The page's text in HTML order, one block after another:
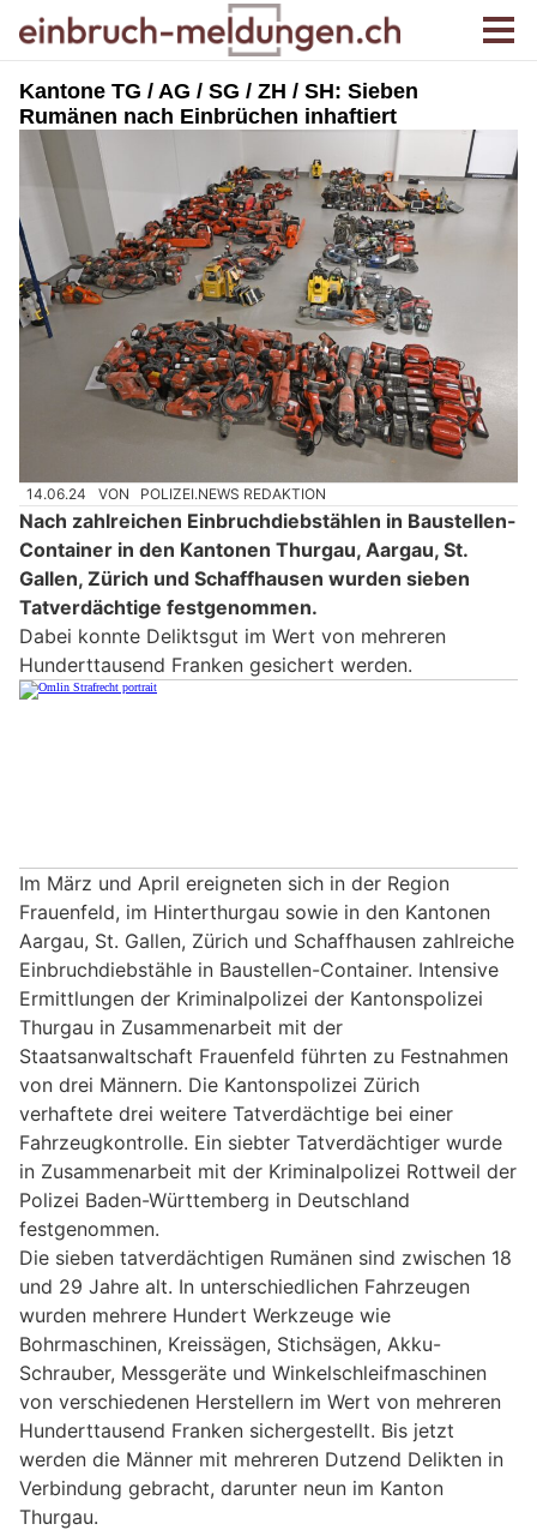
Kantone TG / AG / SG / ZH / SH: Sieben
Rumänen nach Einbrüchen inhaftiert
14.06.24 VON POLIZEI.NEWS REDAKTION
Nach zahlreichen Einbruchdiebstählen in Baustellen-
Container in den Kantonen Thurgau, Aargau, St.
Gallen, Zürich und Schaffhausen wurden sieben
Tatverdächtige festgenommen.
Dabei konnte Deliktsgut im Wert von mehreren
Hunderttausend Franken gesichert werden.
Im März und April ereigneten sich in der Region
Frauenfeld, im Hinterthurgau sowie in den Kantonen
Aargau, St. Gallen, Zürich und Schaffhausen zahlreiche
Einbruchdiebstähle in Baustellen-Container. Intensive
Ermittlungen der Kriminalpolizei der Kantonspolizei
Thurgau in Zusammenarbeit mit der
Staatsanwaltschaft Frauenfeld führten zu Festnahmen
von drei Männern. Die Kantonspolizei Zürich
verhaftete drei weitere Tatverdächtige bei einer
Fahrzeugkontrolle. Ein siebter Tatverdächtiger wurde
in Zusammenarbeit mit der Kriminalpolizei Rottweil der
Polizei Baden-Württemberg in Deutschland
festgenommen.
Die sieben tatverdächtigen Rumänen sind zwischen 18
und 29 Jahre alt. In unterschiedlichen Fahrzeugen
wurden mehrere Hundert Werkzeuge wie
Bohrmaschinen, Kreissägen, Stichsägen, Akku-
Schrauber, Messgeräte und Winkelschleifmaschinen
von verschiedenen Herstellern im Wert von mehreren
Hunderttausend Franken sichergestellt. Bis jetzt
werden die Männer mit mehreren Dutzend Delikten in
Verbindung gebracht, darunter neun im Kanton
Thurgau.